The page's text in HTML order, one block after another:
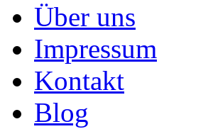
Über uns
Impressum
Kontakt
Blog